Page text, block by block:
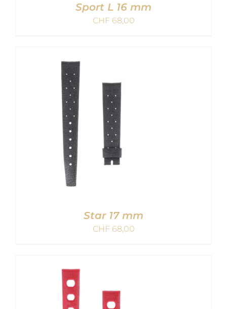
AJOUTER AU PANIER
Sport L 16 mm
CHF68,00
AJOUTER AU PANIER
DETAILS
Star 17 mm
CHF68,00